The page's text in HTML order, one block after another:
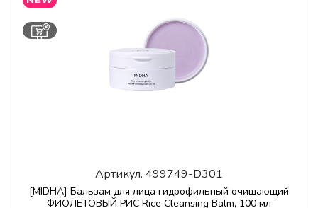
Артикул. 499749-D301
[MIDHA] Бальзам для лица гидрофильный очищающий
ФИОЛЕТОВЫЙ РИС Rice Cleansing Balm, 100 мл